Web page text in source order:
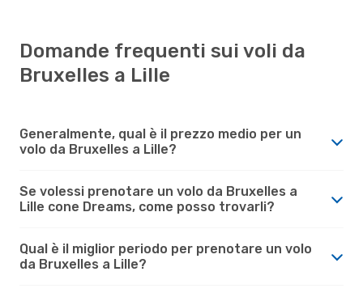
Domande frequenti sui voli da
Bruxelles a Lille
Generalmente, qual è il prezzo medio per un
volo da Bruxelles a Lille?
Se volessi prenotare un volo da Bruxelles a
Lille cone Dreams, come posso trovarli?
Qual è il miglior periodo per prenotare un volo
da Bruxelles a Lille?